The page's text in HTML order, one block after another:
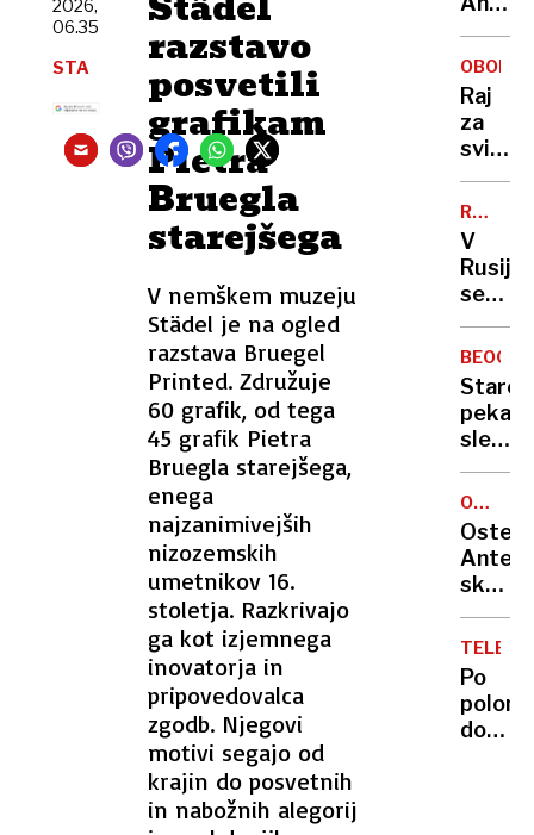
razstavo
posvetili
grafikam
Pietra
Bruegla
starejšega
V nemškem muzeju
Städel je na ogled
razstava Bruegel
Printed. Združuje
60 grafik, od tega
45 grafik Pietra
Bruegla starejšega,
enega
najzanimivejših
nizozemskih
umetnikov 16.
stoletja. Razkrivajo
ga kot izjemnega
inovatorja in
pripovedovalca
zgodb. Njegovi
motivi segajo od
krajin do posvetnih
in nabožnih alegorij
2026,
06.35
STA
zdi
Logar
izdelal
prvo
in
edino
leseno
barko
za
Raj
za
na
otoku:
buri
duhove
TREND
V
Rusiji
se
širi
nova
črne
vdove,
ki se
z
vojaki
samo
zaradi
peka
slekla
in
potem
ga je
s
ubila
in
OCENA
skriti
biser
tik
za
mejo,
kjer
za
Po